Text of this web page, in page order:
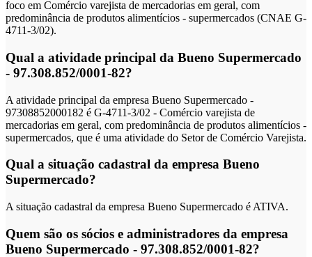
foco em Comércio varejista de mercadorias em geral, com
predominância de produtos alimentícios - supermercados (CNAE G-
4711-3/02).
Qual a atividade principal da Bueno Supermercado
- 97.308.852/0001-82?
A atividade principal da empresa Bueno Supermercado -
97308852000182 é G-4711-3/02 - Comércio varejista de
mercadorias em geral, com predominância de produtos alimentícios -
supermercados, que é uma atividade do Setor de Comércio Varejista.
Qual a situação cadastral da empresa Bueno
Supermercado?
A situação cadastral da empresa Bueno Supermercado é ATIVA.
Quem são os sócios e administradores da empresa
Bueno Supermercado - 97.308.852/0001-82?